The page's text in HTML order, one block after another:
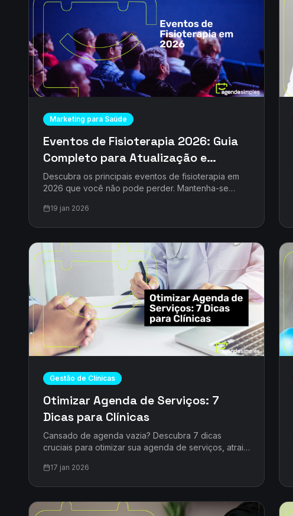
Marketing para Saúde
Eventos de Fisioterapia 2026: Guia
Completo para Atualização e
Crescimento Profissional
Descubra os principais eventos de fisioterapia em
2026 que você não pode perder. Mantenha-se
AgendeSimples.
19 jan 2026
Gestão de Clínicas
Otimizar Agenda de Serviços: 7
Dicas para Clínicas
Cansado de agenda vazia? Descubra 7 dicas
cruciais para otimizar sua agenda de serviços, atrair
AgendeSimples.
17 jan 2026